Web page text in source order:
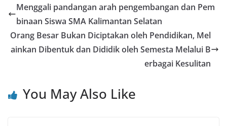
e
b
o
o
o
d
o
n
l e
Menggali pandangan arah pengembangan dan Pem
binaan Siswa SMA Kalimantan Selatan
Orang Besar Bukan Diciptakan oleh Pendidikan, Mel
ainkan Dibentuk dan Dididik oleh Semesta Melalui B
erbagai Kesulitan
You May Also Like